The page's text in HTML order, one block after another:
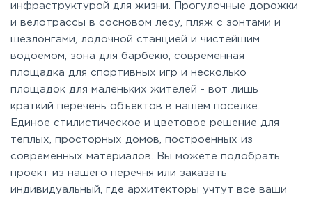
инфраструктурой для жизни. Прогулочные дорожки
и велотрассы в сосновом лесу, пляж с зонтами и
шезлонгами, лодочной станцией и чистейшим
водоемом, зона для барбекю, современная
площадка для спортивных игр и несколько
площадок для маленьких жителей - вот лишь
краткий перечень объектов в нашем поселке.
Единое стилистическое и цветовое решение для
теплых, просторных домов, построенных из
современных материалов. Вы можете подобрать
проект из нашего перечня или заказать
индивидуальный, где архитекторы учтут все ваши